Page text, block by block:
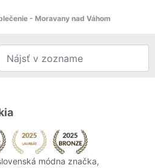
- Moravany nad Váhom
módna značka,